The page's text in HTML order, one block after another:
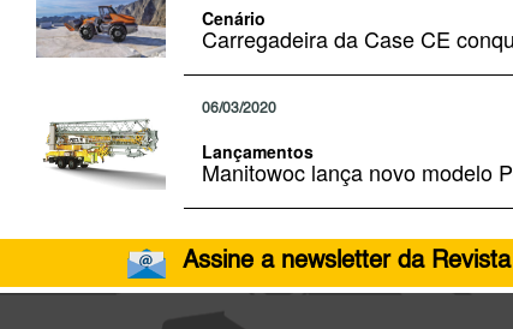
Cenário
Carregadeira da Case CE
06/03/2020
Lançamentos
Manitowoc lança novo modelo
Assine a newsletter da